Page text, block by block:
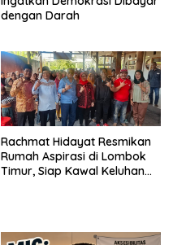
dengan Darah
Rachmat Hidayat Resmikan
Rumah Aspirasi di Lombok
Timur, Siap Kawal Keluhan